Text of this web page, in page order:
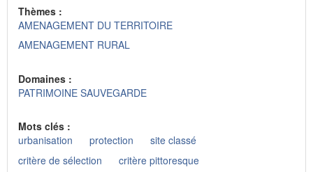
Thèmes :
AMENAGEMENT DU TERRITOIRE
AMENAGEMENT RURAL
Domaines :
PATRIMOINE SAUVEGARDE
Mots clés :
urbanisation
protection
site classé
critère de sélection
critère pittoresque